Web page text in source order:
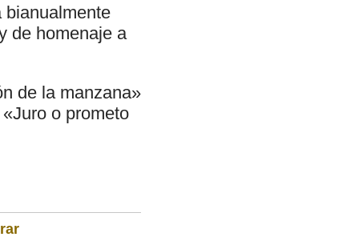
bianualmente
de homenaje a
de la manzana»
o prometo